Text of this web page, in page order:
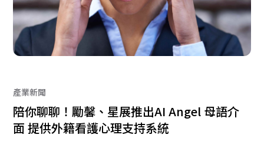
產業新聞
陪你聊聊！勵馨、星展推出AI Angel 母語介
面 提供外籍看護心理支持系統